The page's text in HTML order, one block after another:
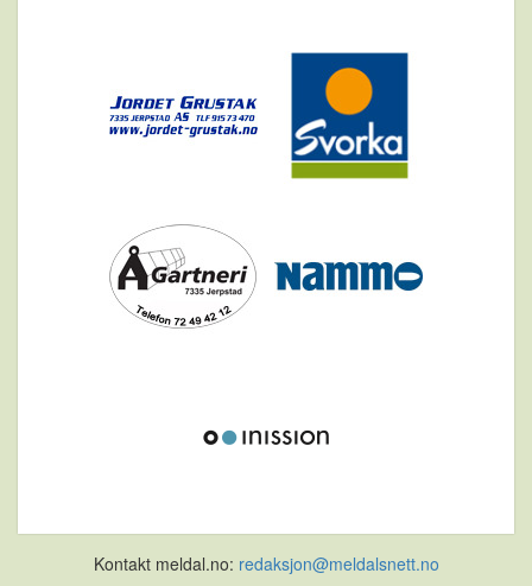
Kontakt meldal.no: redaksjon@meldalsnett.no